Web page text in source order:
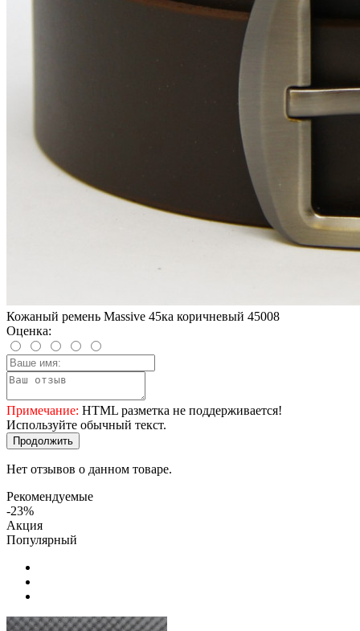
Кожаный ремень Massive 45ка коричневый 45008
Оценка:
Примечание: HTML разметка не поддерживается!
Используйте обычный текст.
Продолжить
Нет отзывов о данном товаре.
Рекомендуемые
-23%
Акция
Популярный